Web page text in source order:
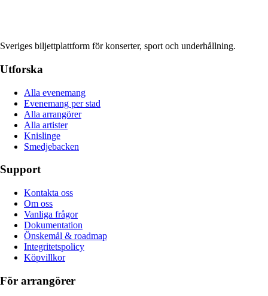
Sveriges biljettplattform för konserter, sport och underhållning.
Utforska
Alla evenemang
Evenemang per stad
Alla arrangörer
Alla artister
Knislinge
Smedjebacken
Support
Kontakta oss
Om oss
Vanliga frågor
Dokumentation
Önskemål & roadmap
Integritetspolicy
Köpvillkor
För arrangörer